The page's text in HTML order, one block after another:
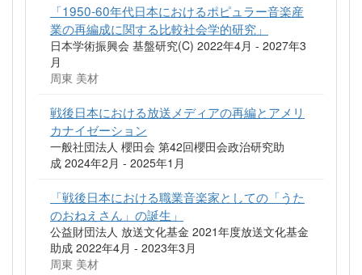
「1950-60年代日本におけるポピュラー音楽産
業の再編成に関する比較社会学的研究」
日本学術振興会 基盤研究(C) 2022年4月 - 2027年3
月
周東 美材
戦後日本における放送メディアの再編とアメリ
カナイゼーション
一般社団法人 櫻田会 第42回櫻田会政治研究助
成 2024年2月 - 2025年1月
「戦後日本における職業音楽家としての「うた
のおねえさん」の誕生」
公益財団法人 放送文化基金 2021年度放送文化基金
助成 2022年4月 - 2023年3月
周東 美材